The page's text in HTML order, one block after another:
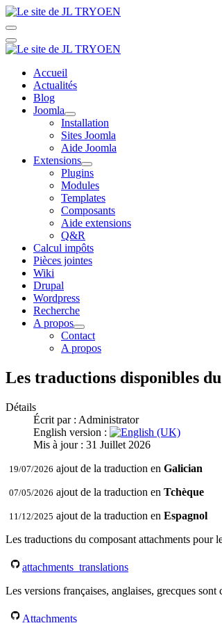
Accueil
Actualités
Blog
Joomla
Installation
Sites Joomla
Aide Joomla
Extensions
Plugins
Modules
Templates
Composants
Aide extensions
Q&R
Calcul impôts
Pièces jointes
Wiki
Drupal
Wordpress
Recherche
A propos
Contact
A propos
Les traductions disponibles
Détails
Écrit par : Administrator
English version :
Mis à jour : 31 Juillet 2026
19/07/2026 ajout de la traduction en Galician
07/05/2026 ajout de la traduction en Tchèque
11/12/2025 ajout de la traduction en Espagnol
Les traductions du composant attachments pour
attachments_translations
Les versions françaises, anglaises, grecques sont
Attachments